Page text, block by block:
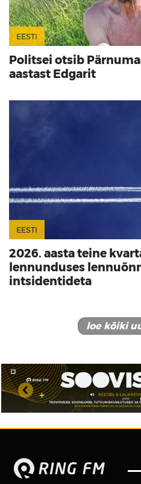
EESTI
Politsei otsib
aastast Edgarit
EESTI
2026. aasta teine
lennunduses
intsidentideta
loe kõiki